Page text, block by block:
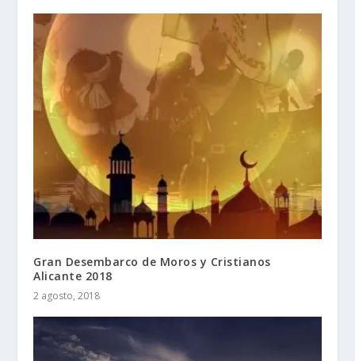
Gran Desembarco de Moros y Cristianos
Alicante 2018
2 agosto, 2018